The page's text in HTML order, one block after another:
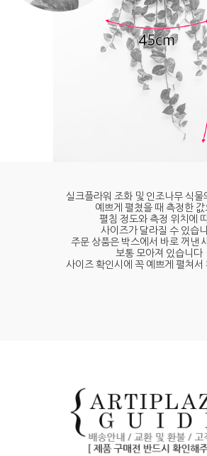
실크플라워 조화 및 인조나무 식물
예쁘게 펼쳤을 때 측정한
펼침 정도와 측정 위치에
사이즈가 달라질 수 있습
주문 상품은 박스에서 바로 꺼낸
보통 모아져 있습니다
사이즈 확인시에 꼭 예쁘게 펼쳐서